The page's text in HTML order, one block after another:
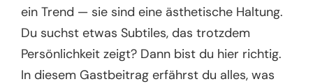
ein Trend — sie sind eine ästhetische Haltung.
Du suchst etwas Subtiles, das trotzdem
Persönlichkeit zeigt? Dann bist du hier richtig.
In diesem Gastbeitrag erfährst du alles, was